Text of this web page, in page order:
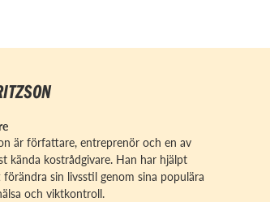
är författare, entreprenör och en av
kända kostrådgivare. Han har hjälpt
sin livsstil genom sina populära
och viktkontroll.